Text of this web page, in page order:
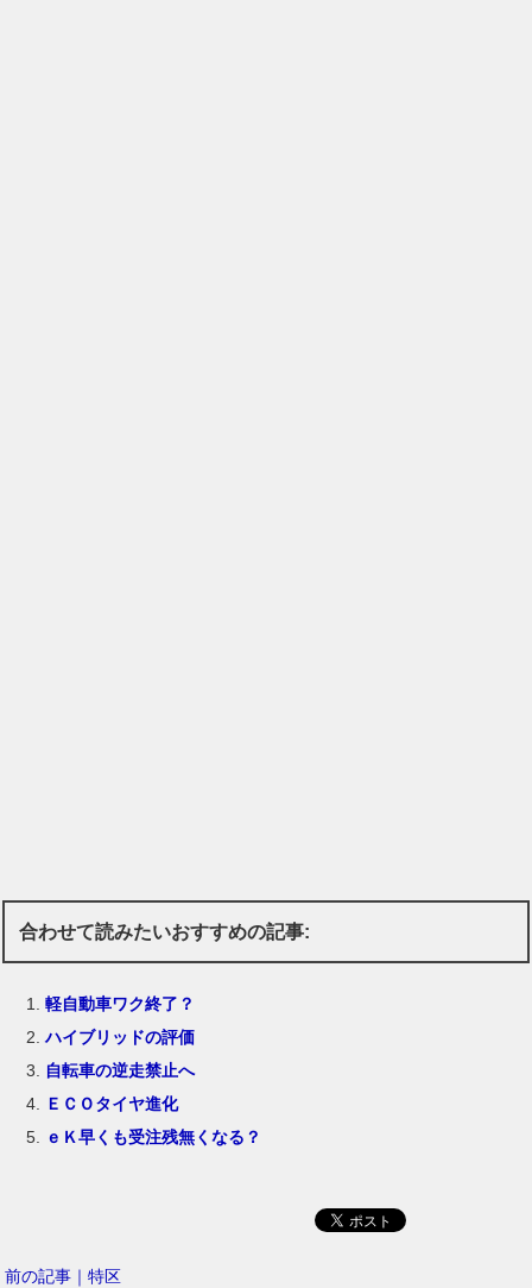
合わせて読みたいおすすめの記事:
軽自動車ワク終了？
ハイブリッドの評価
自転車の逆走禁止へ
ＥＣＯタイヤ進化
ｅＫ早くも受注残無くなる？
前の記事｜特区